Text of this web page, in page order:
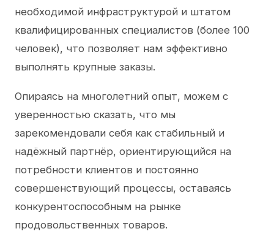
необходимой инфраструктурой и штатом
квалифицированных специалистов (более 100
человек), что позволяет нам эффективно
выполнять крупные заказы.
Опираясь на многолетний опыт, можем с
уверенностью сказать, что мы
зарекомендовали себя как стабильный и
надёжный партнёр, ориентирующийся на
потребности клиентов и постоянно
совершенствующий процессы, оставаясь
конкурентоспособным на рынке
продовольственных товаров.